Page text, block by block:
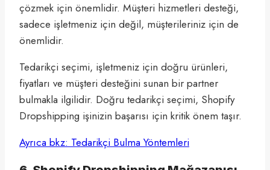
çözmek için önemlidir. Müşteri hizmetleri desteği,
sadece işletmeniz için değil, müşterileriniz için de
önemlidir.
Tedarikçi seçimi, işletmeniz için doğru ürünleri,
fiyatları ve müşteri desteğini sunan bir partner
bulmakla ilgilidir. Doğru tedarikçi seçimi, Shopify
Dropshipping işinizin başarısı için kritik önem taşır.
Ayrıca bkz: Tedarikçi Bulma Yöntemleri